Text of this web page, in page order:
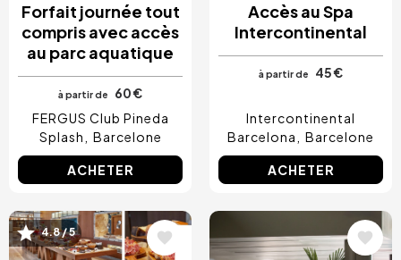
Forfait journée tout
compris avec accès
au parc aquatique
à partir de
60 €
FERGUS Club Pineda
Splash
Barcelone
ACHETER
Accès au Spa
Intercontinental
à partir de 45 €
Intercontinental
Barcelona
Barcelone
ACHETER
Image
4.8 / 5 Image